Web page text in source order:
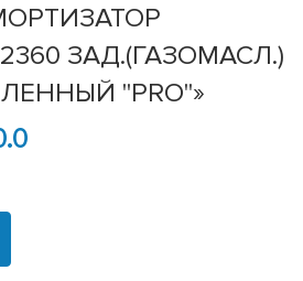
ЗАД.(ГАЗОМАСЛ.)
"PRO"»